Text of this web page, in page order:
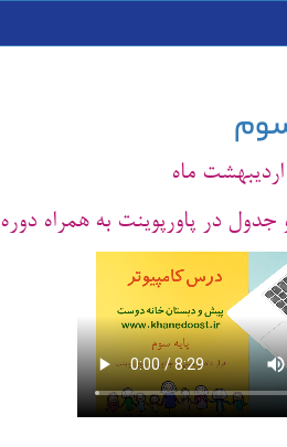
در پاورپوینت به همراه دوره